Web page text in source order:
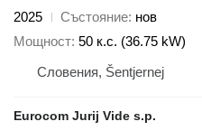
2025
Състояние нов
Мощност 50 к.с. (36.75 kW)
Словения, Šentjernej
Eurocom Jurij Vide s.p.